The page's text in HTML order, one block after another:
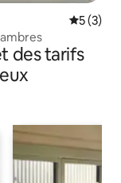
5 (3)
des tarifs